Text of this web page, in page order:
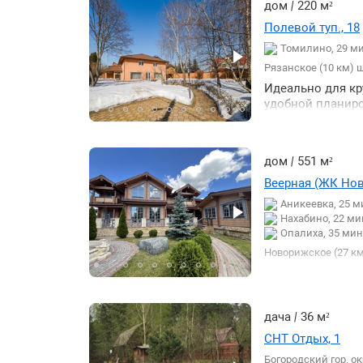
работают.
дом | 220 м²
Полевой туп., 18
Томилино, 29
Рязанское (10 км)
Идеально для
удобной
дом | 551 м²
Веерная (ЖК
Аникеевка, 25
Нахабино, 22
Опалиха, 35
Новорижское (27
хвойные. Дом
канализация
дача | 36 м²
СНТ Отдых, 1
Богородский гор.